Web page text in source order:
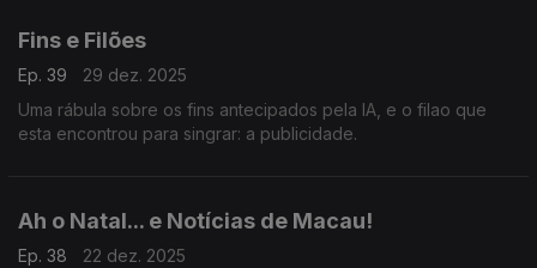
Fins e Filões
Ep. 39
29 dez. 2025
Uma rábula sobre os fins antecipados pela IA, e o filao que
esta encontrou para singrar: a publicidade.
Ah o Natal... e Notícias de Macau!
Ep. 38
22 dez. 2025